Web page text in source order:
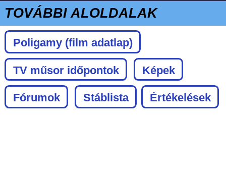
TOVÁBBI ALOLDALAK
Poligamy (film adatlap)
TV műsor időpontok Képek
Fórumok Stáblista Értékelések